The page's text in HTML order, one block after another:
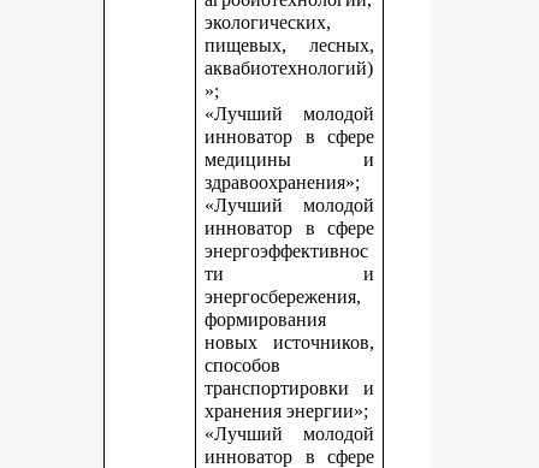
экологических,
пищевых, лесных,
аквабиотехнологий)
»;
«Лучший молодой
инноватор в сфере
медицины и
здравоохранения»;
«Лучший молодой
инноватор в сфере
энергоэффективнос
ти и
энергосбережения,
формирования
новых источников,
способов
транспортировки и
хранения энергии»;
«Лучший молодой
инноватор в сфере